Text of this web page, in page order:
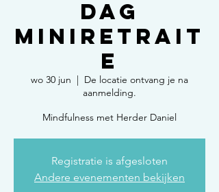
dag
miniretrait
e
wo 30 jun
  |
De locatie ontvang je na
aanmelding.
Mindfulness met Herder Daniel
Registratie is afgesloten
Andere evenementen bekijken